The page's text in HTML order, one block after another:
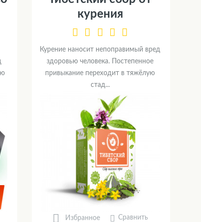
курения
Курение наносит непоправимый вред
здоровью человека. Постепенное
привыкание переходит в тяжёлую
стад...
Избранное Сравнить